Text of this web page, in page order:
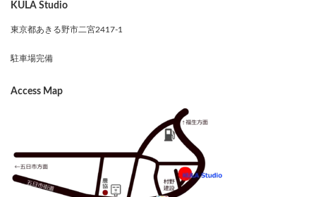
KULA Studio
東京都あきる野市二宮2417-1
駐車場完備
Access Map